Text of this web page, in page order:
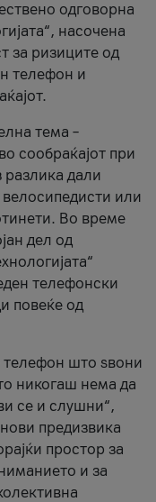
одговорна
насочена
за ризиците од
телефон и
тема –
сообраќајот при
разлика дали
или
Во време
дел од
телефонски
повеќе од
што ѕвони
никогаш нема да
се и слушни“,
предизвика
простор за
и за